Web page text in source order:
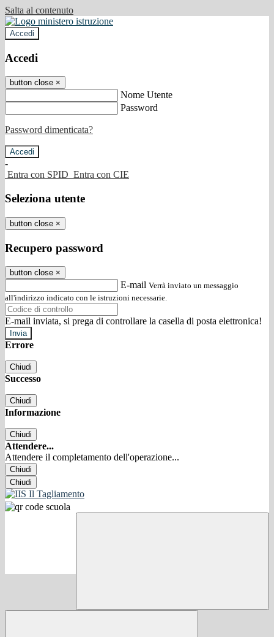
Salta al contenuto
Accedi
Accedi
button close ×
Nome Utente
Password
Password dimenticata?
-
Entra con SPID Entra con CIE
Seleziona utente
button close ×
Recupero password
button close ×
E-mail Verrà inviato un messaggio
all'indirizzo indicato con le istruzioni necessarie.
E-mail inviata, si prega di controllare la casella di posta elettronica!
Errore
Chiudi
Successo
Chiudi
Informazione
Chiudi
Attendere...
Attendere il completamento dell'operazione...
Chiudi
Chiudi